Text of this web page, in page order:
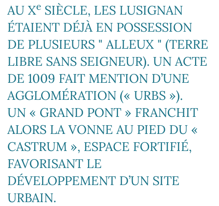
AU Xe SIÈCLE, LES LUSIGNAN
ÉTAIENT DÉJÀ EN POSSESSION
DE PLUSIEURS " ALLEUX " (TERRE
LIBRE SANS SEIGNEUR). UN ACTE
DE 1009 FAIT MENTION D’UNE
AGGLOMÉRATION (« URBS »).
UN « GRAND PONT » FRANCHIT
ALORS LA VONNE AU PIED DU «
CASTRUM », ESPACE FORTIFIÉ,
FAVORISANT LE
DÉVELOPPEMENT D’UN SITE
URBAIN.